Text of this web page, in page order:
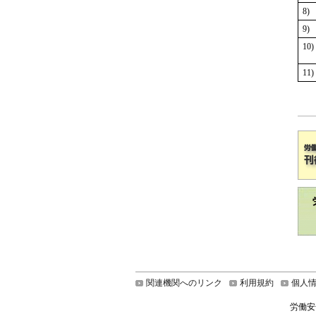
8)
9)
10)
11)
関連機関へのリンク 利用規約 個人
労働安